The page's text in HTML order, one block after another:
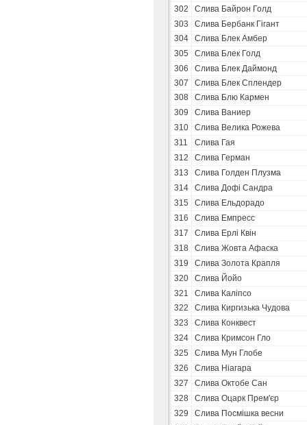
302
Слива Байрон Голд
303
Слива Бербанк Гігант
304
Слива Блек Амбер
305
Слива Блек Голд
306
Слива Блек Даймонд
307
Слива Блек Сплендер
308
Слива Блю Кармен
309
Слива Ваниер
310
Слива Велика Рожева
311
Слива Гая
312
Слива Герман
313
Слива Голден Плузма
314
Слива Дофі Сандра
315
Слива Ельдорадо
316
Слива Емпресс
317
Слива Ерлі Квін
318
Слива Жовта Афаска
319
Слива Золота Крапля
320
Слива Йойо
321
Слива Каліпсо
322
Слива Киргизька Чудова
323
Слива Конквест
324
Слива Кримсон Гло
325
Слива Мун Глобе
326
Слива Ніагара
327
Слива Октобе Сан
328
Слива Оцарк Прем'єр
329
Слива Посмішка весни